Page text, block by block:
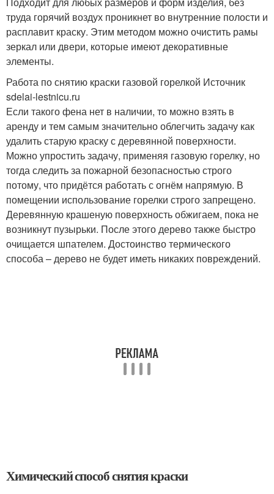
труда горячий воздух проникнет во внутренние полости и
расплавит краску. Этим методом можно очистить рамы
зеркал или двери, которые имеют декоративные
элементы.
Работа по снятию краски газовой горелкой Источник
sdelai-lestnicu.ru
Если такого фена нет в наличии, то можно взять в
аренду и тем самым значительно облегчить задачу как
удалить старую краску с деревянной поверхности.
Можно упростить задачу, применяя газовую горелку, но
тогда следить за пожарной безопасностью строго
потому, что придётся работать с огнём напрямую. В
помещении использование горелки строго запрещено.
Деревянную крашеную поверхность обжигаем, пока не
возникнут пузырьки. После этого дерево также быстро
очищается шпателем. Достоинство термического
способа – дерево не будет иметь никаких повреждений.
Химический способ снятия краски